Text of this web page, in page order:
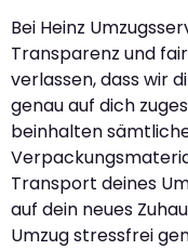
Bei Heinz
Transparenz und
verlassen, dass wir
genau auf dich
beinhalten
Transport deines
auf dein neues
Umzug stressfrei